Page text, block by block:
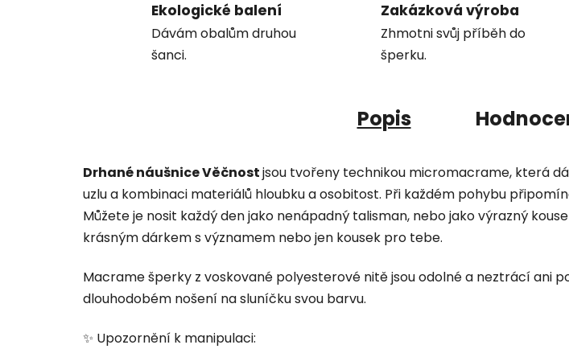
Ekologické balení
Dávám obalům druhou
šanci.
Zakázková výroba
Zhmotni svůj příběh do
šperku.
Popis
Drhané náušnice Věčnostjsou tvořeny technikou micromacrame, která
uzlu a kombinaci materiálů hloubku a osobitost. Při každém pohybu
Můžete je nosit každý den jako nenápadný talisman, nebo jako výrazný
krásným dárkem s významem nebo jen kousek pro tebe.
Macrame šperky z voskované polyesterové nitě jsou odolné a neztrácí ani
dlouhodobém nošení na sluníčku svou barvu.
✨ Upozornění k manipulaci: